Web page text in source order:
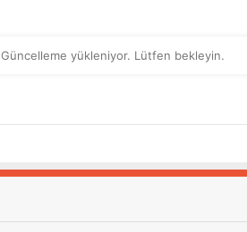
Güncelleme yükleniyor. Lütfen bekleyin.